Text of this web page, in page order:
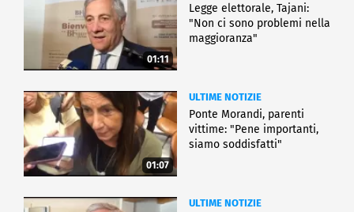
01:11
Legge elettorale, Tajani:
"Non ci sono problemi nella
maggioranza"
01:07
ULTIME NOTIZIE
Ponte Morandi, parenti
vittime: "Pene importanti,
siamo soddisfatti"
ULTIME NOTIZIE